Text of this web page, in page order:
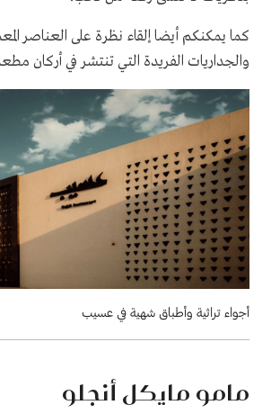
كما يمكنكم أيضا إلقاء نظرة على العناصر
والجداريات الفريدة التي تنتشر في أركان
أجواء تراثية وأطباق شهية في عسيب
مامو مايكل أنجلو